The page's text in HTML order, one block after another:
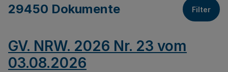
29450 Dokumente Filter
GV. NRW. 2026 Nr. 23 vom
03.08.2026